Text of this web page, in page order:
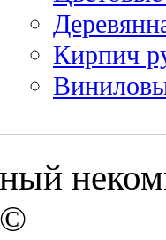
Кирпич